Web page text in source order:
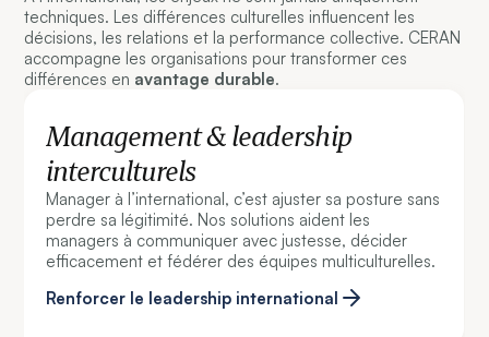
techniques. Les différences culturelles influencent les
décisions, les relations et la performance collective. CERAN
accompagne les organisations pour transformer ces
différences en avantage durable.
Management & leadership
interculturels
Manager à l’international, c’est ajuster sa posture sans
perdre sa légitimité. Nos solutions aident les
managers à communiquer avec justesse, décider
efficacement et fédérer des équipes multiculturelles.
Renforcer le leadership international